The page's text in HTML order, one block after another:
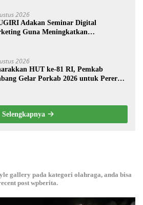
2026
Adakan Seminar Digital
Guna Meningkatkan
2026
HUT ke-81 RI, Pemkab
Gelar Porkab 2026 untuk Pererat
Selengkapnya
gallery pada kategori olahraga, anda bisa
post wpberita.